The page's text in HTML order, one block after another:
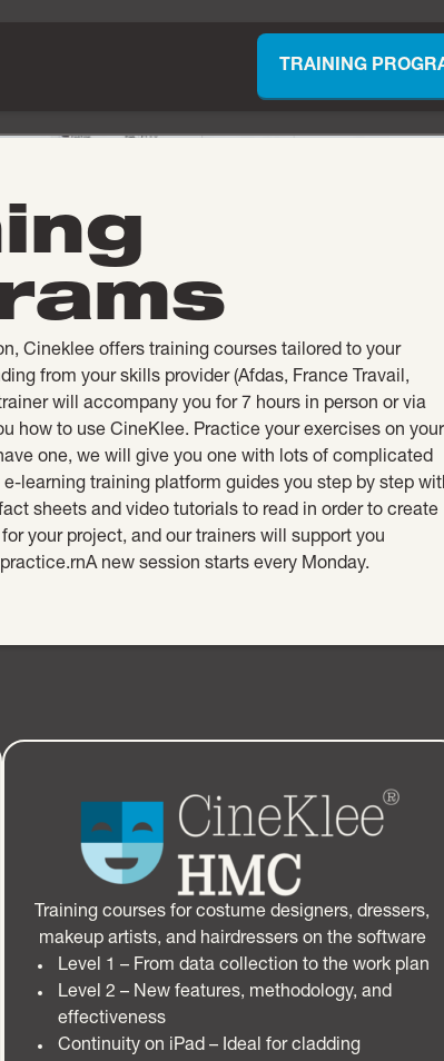
TRAINING
Cineklee offers training courses tailored to your
from your skills provider (Afdas, France Travail,
will accompany you for 7 hours in person or via
how to use CineKlee. Practice your exercises on your
one, we will give you one with lots of complicated
learning training platform guides you step by step
sheets and video tutorials to read in order to create
your project, and our trainers will support you
new session starts every Monday.
Training courses for costume designers, dressers,
makeup artists, and hairdressers on the software
Level 1 – From data collection to the work plan
Level 2 – New features, methodology, and
effectiveness
Continuity on iPad – Ideal for cladding